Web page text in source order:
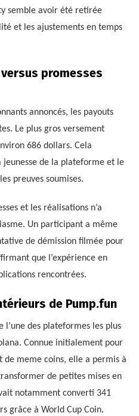
semble avoir été retirée
et les ajustements en temps
promesses
annoncés, les payouts
Le plus gros versement
686 dollars. Cela
jeunesse de la plateforme et le
preuves soumises.
et les réalisations n’a
Un participant a même
de démission filmée pour
que l’expérience en
rencontrées.
de Pump.fun
l’une des plateformes les plus
Connue initialement pour
de meme coins, elle a permis à
de petites mises en
notamment converti 341
grâce à World Cup Coin.